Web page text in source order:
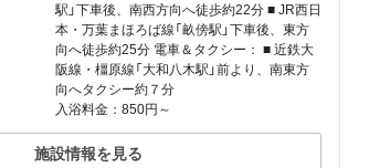
駅」下車後、南西方向へ徒歩約22分 ■ JR西日
本・万葉まほろば線「畝傍駅」下車後、東方
向へ徒歩約25分 電車＆タクシー： ■ 近鉄大
阪線・橿原線「大和八木駅」前より、南東方
向へタクシー約７分
入浴料金：850円～
施設情報を見る